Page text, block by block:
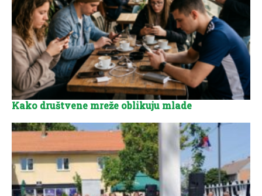
Kako društvene mreže oblikuju mlade